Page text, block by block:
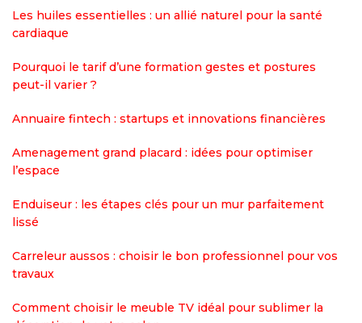
Les huiles essentielles : un allié naturel pour la santé
cardiaque
Pourquoi le tarif d’une formation gestes et postures
peut-il varier ?
Annuaire fintech : startups et innovations financières
Amenagement grand placard : idées pour optimiser
l’espace
Enduiseur : les étapes clés pour un mur parfaitement
lissé
Carreleur aussos : choisir le bon professionnel pour vos
travaux
Comment choisir le meuble TV idéal pour sublimer la